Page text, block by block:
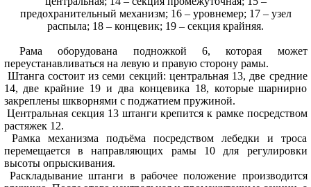
предохранительный механизм; 16 – уровнемер; 17 – узел
распыла; 18 – концевик; 19 – секция крайняя.
Рама оборудована подножкой 6, которая может
переустанавливаться на левую и правую сторону рамы.
Штанга состоит из семи секций: центральная 13, две средние
14, две крайние 19 и два концевика 18, которые шарнирно
закреплены шкворнями с поджатием пружиной.
Центральная секция 13 штанги крепится к рамке посредством
растяжек 12.
Рамка механизма подъёма посредством лебедки и троса
перемещается в направляющих рамы 10 для регулировки
высоты опрыскивания.
Раскладывание штанги в рабочее положение производится